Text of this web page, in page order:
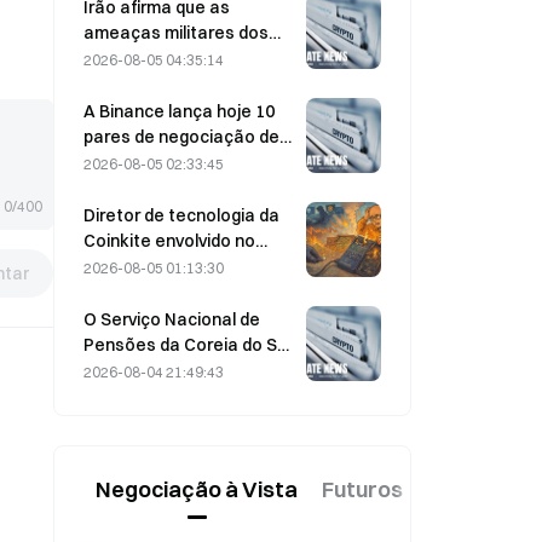
0/400
financeiros validar a tese
de crescimento?
Irão afirma que as
ameaças militares dos
EUA atrasam o acordo
de Ormuz, em 5 de agosto
2026-08-05 04:35:14
A Binance lança hoje 10
pares de negociação de
bStocks às 20:00 (UTC+8),
a 0.
2026-08-05 02:33:45
Diretor de tecnologia da
Coinkite envolvido no
incidente relacionado
na Coldcard, que
desencadeou quatro
ondas de ataques e
2026-08-05 01:13:30
O Serviço Nacional de
Pensões da Coreia do Sul
muda para ações mais
2026-08-04 21:49:43
Negociação à Vista Futuros